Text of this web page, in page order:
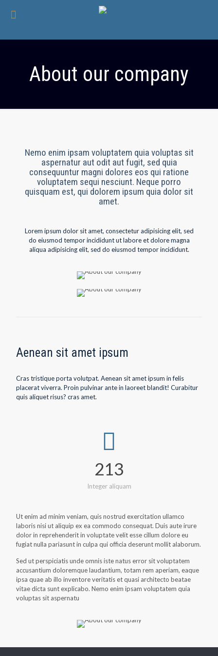
About our company
Nemo enim ipsam voluptatem quia voluptas sit
aspernatur aut odit aut fugit, sed quia
consequuntur magni dolores eos qui ratione
voluptatem sequi nesciunt. Neque porro
quisquam est, qui dolorem ipsum quia dolor sit
amet.
Lorem ipsum dolor sit amet, consectetur adipisicing elit, sed
do eiusmod tempor incididunt ut labore et dolore magna
aliqua adipisicing elit, sed do eiusmod tempor incididunt.
Aenean sit amet ipsum
Cras tristique porta volutpat. Aenean sit amet ipsum in felis
placerat viverra. Proin pulvinar ante in laoreet blandit! Curabitur
quis aliquet risus? cras amet.
213
Integer aliquam
Ut enim ad minim veniam, quis nostrud exercitation ullamco
laboris nisi ut aliquip ex ea commodo consequat. Duis aute irure
dolor in reprehenderit in voluptate velit esse cillum dolore eu
fugiat nulla pariasunt in culpa qui officia deserunt mollit alaborum.
Sed ut perspiciatis unde omnis iste natus error sit voluptatem
accusantium doloremque laudantium, totam rem aperiam, eaque
ipsa quae ab illo inventore veritatis et quasi architecto beatae
vitae dicta sunt explicabo. Nemo enim ipsam voluptatem quia
voluptas sit aspernatu